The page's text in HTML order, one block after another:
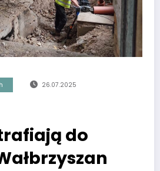
26.07.2025
do